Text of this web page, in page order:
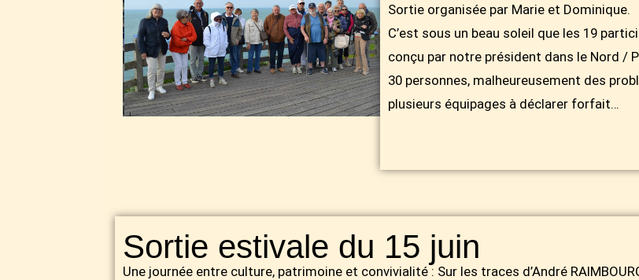
Sortie organisée par Marie et Dominique.
C’est sous un beau soleil que les 19
conçu par notre président dans le Nord /
30 personnes, malheureusement des
plusieurs équipages à déclarer forfait…
Sortie estivale du 15 juin
Une journée entre culture, patrimoine et convivialité : Sur les traces d’André